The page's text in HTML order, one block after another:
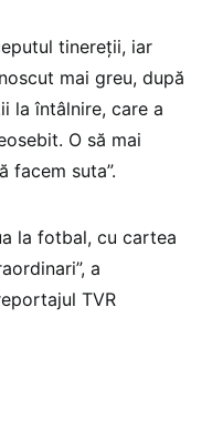
tinereții, iar
mai greu, după
la întâlnire, care a
O să mai
facem suta”.
la fotbal, cu cartea
a
TVR